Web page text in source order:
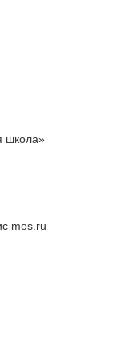
школа»
mos.ru